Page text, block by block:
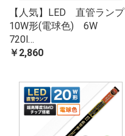
【人気】LED 直管ランプ
10W形(電球色) 6W
720l…
￥2,860